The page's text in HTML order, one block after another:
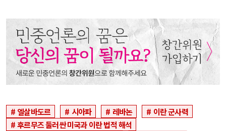
엘살바도르 시아파 레바논
이란 군사력
후르무즈 둘러싼 미국과 이란 법적 해석